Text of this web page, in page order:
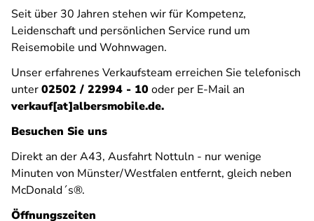
Seit über 30 Jahren stehen wir für Kompetenz,
Leidenschaft und persönlichen Service rund um
Reisemobile und Wohnwagen.
Unser erfahrenes Verkaufsteam erreichen Sie telefonisch
unter02502 / 22994 - 10 oder per E-Mail an
verkauf[at]albersmobile.de.
Besuchen Sie uns
Direkt an der A43, Ausfahrt Nottuln - nur wenige
Minuten von Münster/Westfalen entfernt, gleich neben
McDonald´s®.
Öffnungszeiten